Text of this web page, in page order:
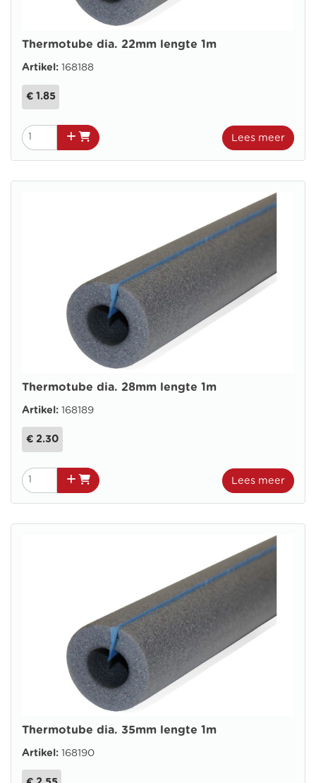
Thermotube dia. 22mm lengte 1m
Artikel: 168188
€ 1.85
Lees meer
Thermotube dia. 28mm lengte 1m
Artikel: 168189
€ 2.30
Lees meer
Thermotube dia. 35mm lengte 1m
Artikel: 168190